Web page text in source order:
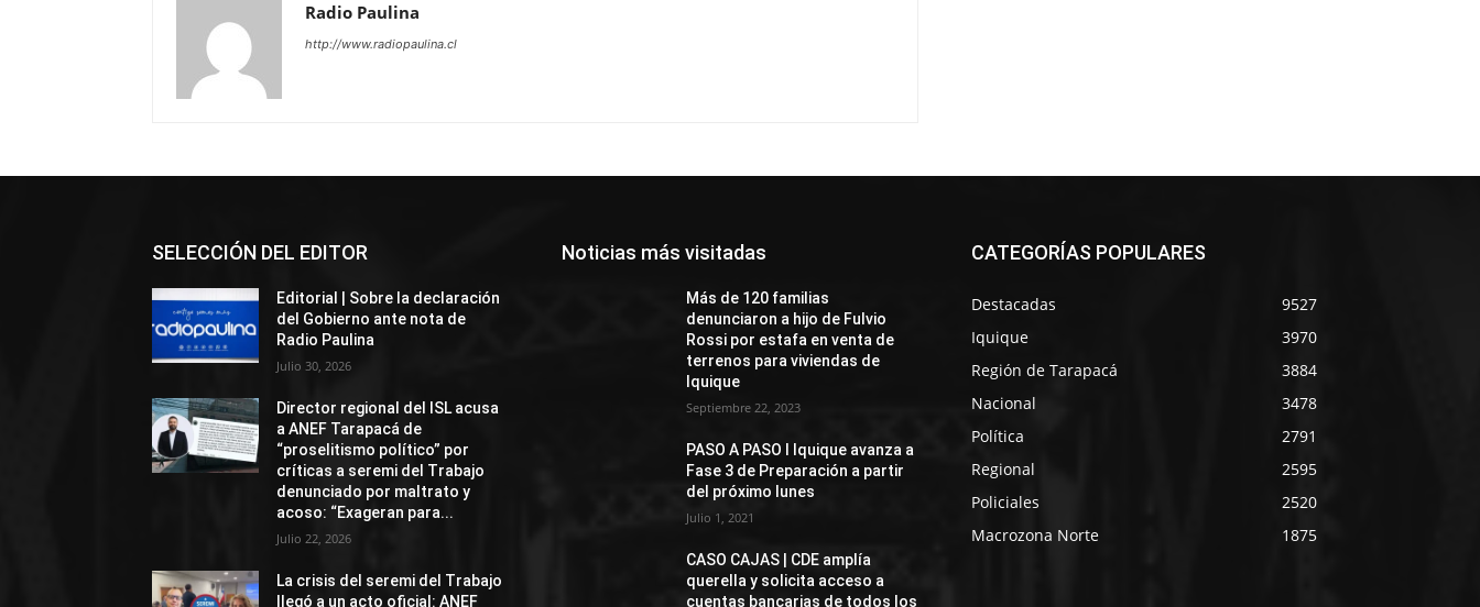
Radio Paulina
http://www.radiopaulina.cl
SELECCIÓN DEL EDITOR
Editorial | Sobre la declaración
del Gobierno ante nota de
Radio Paulina
Julio 30, 2026
Director regional del ISL acusa
a ANEF Tarapacá de
“proselitismo político” por
críticas a seremi del Trabajo
denunciado por maltrato y
acoso: “Exageran para...
Julio 22, 2026
La crisis del seremi del Trabajo
llegó a un acto oficial: ANEF
Noticias más visitadas
Más de 120 familias
denunciaron a hijo de Fulvio
Rossi por estafa en venta de
terrenos para viviendas de
Iquique
Septiembre 22, 2023
PASO A PASO I Iquique avanza a
Fase 3 de Preparación a partir
del próximo lunes
Julio 1, 2021
CASO CAJAS | CDE amplía
querella y solicita acceso a
cuentas bancarias de todos los
CATEGORÍAS POPULARES
Destacadas
9527
Iquique
3970
Región de Tarapacá
3884
Nacional
3478
Política
2791
Regional
2595
Policiales
2520
Macrozona Norte
1875